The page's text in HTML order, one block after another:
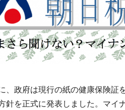
政府は現行の紙の健康保険証
針を正式に発表しました。マ